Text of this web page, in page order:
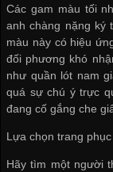
Các gam màu tối
anh chàng nặng ký
màu này có hiệu
đối phương khó
như quần lót nam
quá sự chú ý trực
đang cố gắng che
Lựa chọn trang phục
Hãy tìm một người